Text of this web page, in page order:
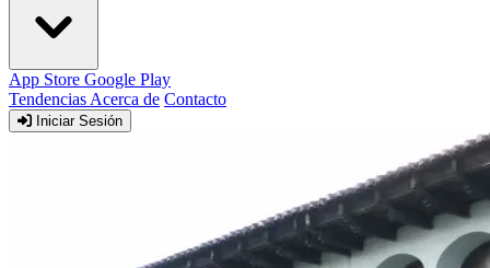
App Store Google Play
Tendencias Acerca de Contacto
Iniciar Sesión